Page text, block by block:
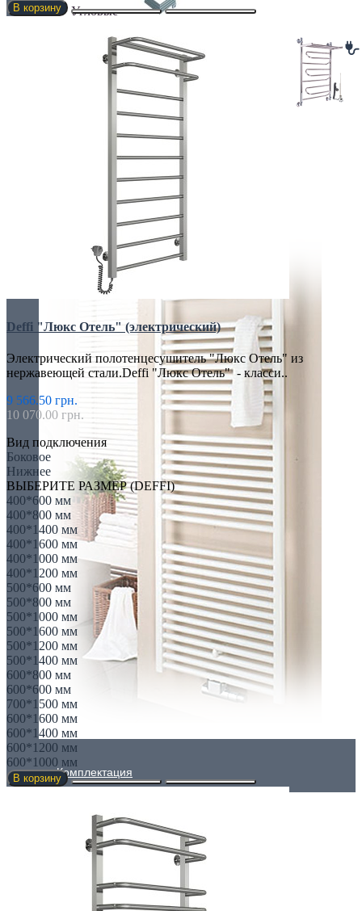
Угловые
ЭЛЕКТРИЧЕСКИЕ ПОЛОТЕНЧИКИ
Элитные
Комплектация
Все для конвекторов
В корзину
Deffi "Люкс Отель" (электрический)
Электрический полотенцесушитель "Люкс Отель" из
нержавеющей стали.Deffi "Люкс Отель" - класси..
9 566.50 грн.
10 070.00 грн.
Вид подключения
Боковое
Нижнее
ВЫБЕРИТЕ РАЗМЕР (DEFFI)
400*600 мм
400*800 мм
400*1400 мм
400*1600 мм
400*1000 мм
400*1200 мм
500*600 мм
500*800 мм
500*1000 мм
500*1600 мм
500*1200 мм
500*1400 мм
600*800 мм
600*600 мм
700*1500 мм
600*1600 мм
600*1400 мм
600*1200 мм
600*1000 мм
В корзину